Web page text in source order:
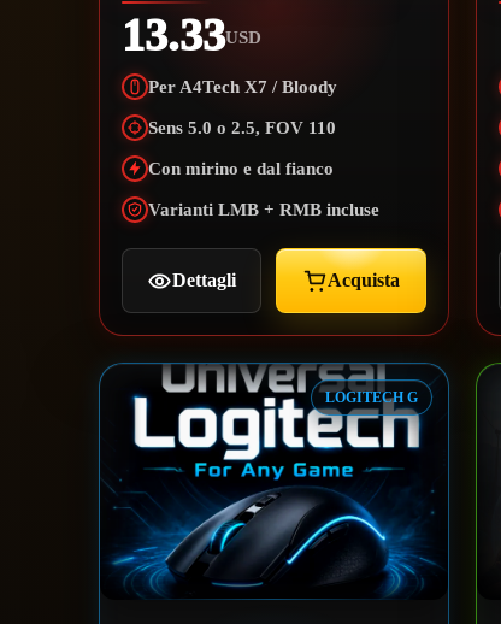
13.33USD
Per A4Tech X7 / Bloody
Sens 5.0 o 2.5, FOV 110
Con mirino e dal fianco
Varianti LMB + RMB incluse
Dettagli Acquista
LOGITECH G